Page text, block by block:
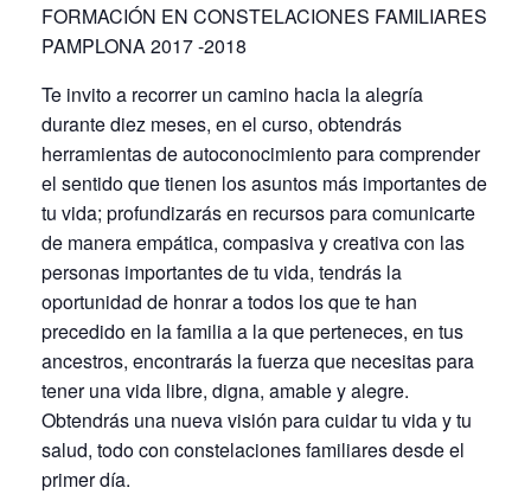
FORMACIÓN EN CONSTELACIONES FAMILIARES
PAMPLONA 2017 -2018
Te invito a recorrer un camino hacia la alegría
durante diez meses, en el curso, obtendrás
herramientas de autoconocimiento para comprender
el sentido que tienen los asuntos más importantes de
tu vida; profundizarás en recursos para comunicarte
de manera empática, compasiva y creativa con las
personas importantes de tu vida, tendrás la
oportunidad de honrar a todos los que te han
precedido en la familia a la que perteneces, en tus
ancestros, encontrarás la fuerza que necesitas para
tener una vida libre, digna, amable y alegre.
Obtendrás una nueva visión para cuidar tu vida y tu
salud, todo con constelaciones familiares desde el
primer día.